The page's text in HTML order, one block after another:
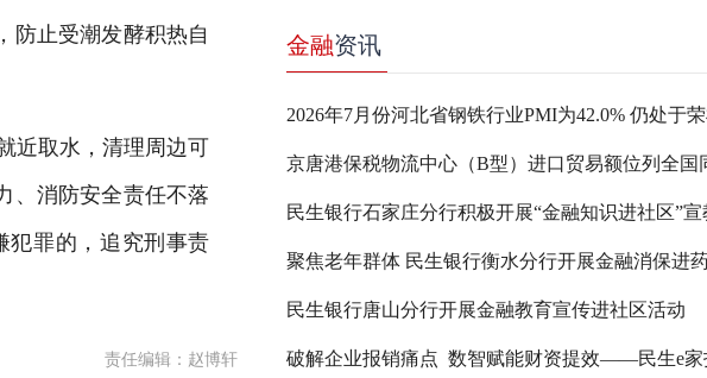
防止受潮发酵积热自
近取水，清理周边可
、消防安全责任不落
犯罪的，追究刑事责
责任编辑：赵博轩
金融资讯
2026年7月份河北省钢铁行业PMI为42.0% 仍处于
民生银行石家庄分行积极开展“金融知识进社区”宣
聚焦老年群体 民生银行衡水分行开展金融消保进
民生银行唐山分行开展金融教育宣传进社区活动